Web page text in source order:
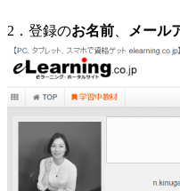
2．登録のお名前 メール